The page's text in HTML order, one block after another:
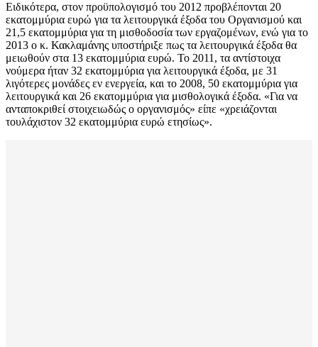
Ειδικότερα, στον προϋπολογισμό του 2012 προβλέπονται 20
εκατομμύρια ευρώ για τα λειτουργικά έξοδα του Οργανισμού και
21,5 εκατομμύρια για τη μισθοδοσία των εργαζομένων, ενώ για το
2013 ο κ. Κακλαμάνης υποστήριξε πως τα λειτουργικά έξοδα θα
μειωθούν στα 13 εκατομμύρια ευρώ. Το 2011, τα αντίστοιχα
νούμερα ήταν 32 εκατομμύρια για λειτουργικά έξοδα, με 31
λιγότερες μονάδες εν ενεργεία, και το 2008, 50 εκατομμύρια για
λειτουργικά και 26 εκατομμύρια για μισθολογικά έξοδα. «Για να
ανταποκριθεί στοιχειωδώς ο οργανισμός» είπε «χρειάζονται
τουλάχιστον 32 εκατομμύρια ευρώ ετησίως».